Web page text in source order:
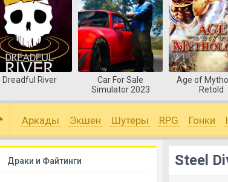
Dreadful River
Car For Sale
Simulator 2023
Age of
Retold
Аркады Экшен Шутеры RPG Гонки
Steel
Драки и Файтинги